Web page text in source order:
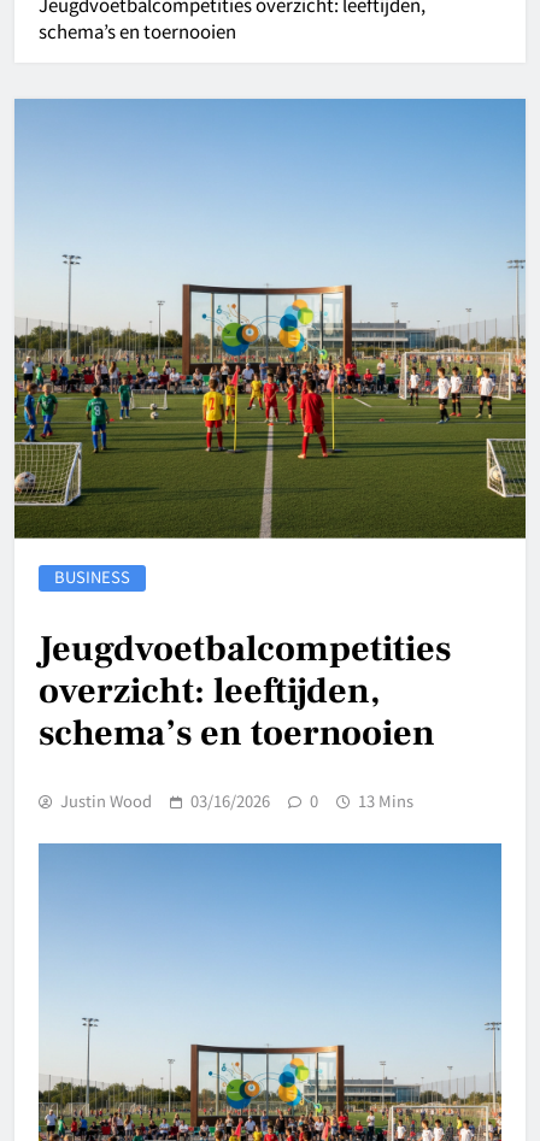
schema’s en toernooien
BUSINESS
Jeugdvoetbalcompetities
overzicht: leeftijden,
schema’s en toernooien
Justin Wood 03/16/2026 0 13 Mins